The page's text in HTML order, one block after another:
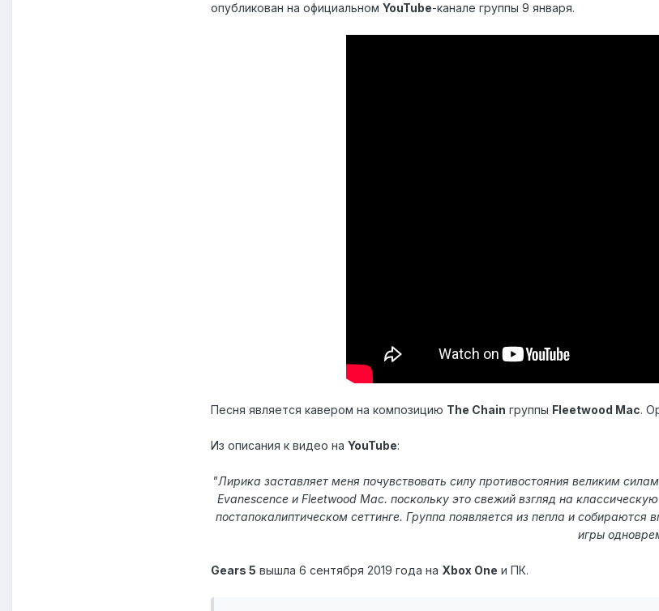
опубликован на официальном YouTube-канале группы 9 января.
Песня является кавером на композицию The Chain группы Fleetwood Mac.
Из описания к видео на YouTube:
"Лирика заставляет меня почувствовать силу противостояния великим
Evanescence и Fleetwood Mac. поскольку это свежий взгляд на
постапокалиптическом сеттинге. Группа появляется из пепла и
игры
Gears 5 вышла 6 сентября 2019 года на Xbox One и ПК.